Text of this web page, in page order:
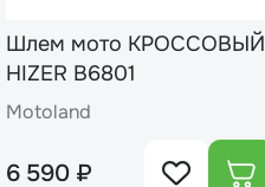
Шлем мото КРОССОВЫЙ
HIZER В6801
Motoland
6 590 ₽